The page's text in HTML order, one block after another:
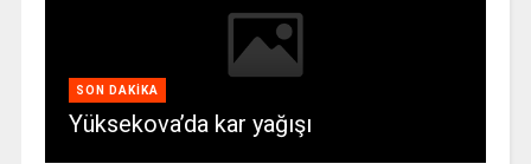
SON DAKIKA
Yüksekova’da kar yağışı